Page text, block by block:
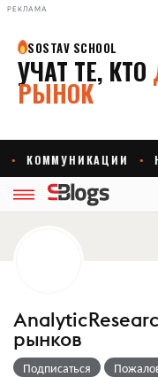
РЕКЛАМА
рынков
Подписаться